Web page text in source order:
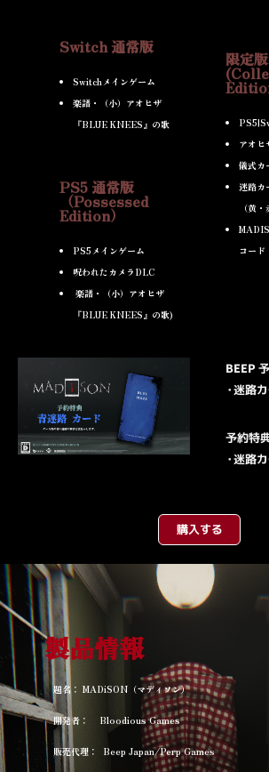
Switch 通常版
Switchメインゲーム
楽譜・（小）アオヒザ
『BLUE KNEES』の歌
PS5 通常版
（Possessed
Edition）
PS5メインゲーム
呪われたカメラDLC
楽譜・（小）アオヒザ
『BLUE KNEES』の歌)
限定版
アオヒ
儀式カ
迷路カ
（黄・
コード
BEEP
・迷路
予約特
・迷路
購入する
製品情報
題名： MADiSON（マディソン）
開発者： Bloodious Games
販売代理： Beep Japan/Perp Games